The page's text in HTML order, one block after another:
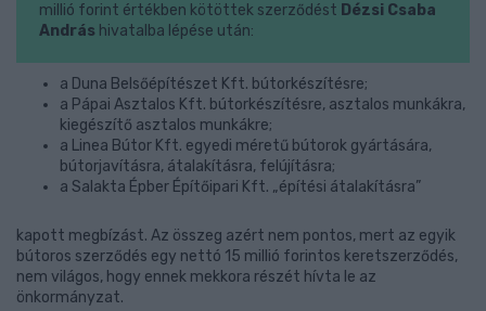
millió forint értékben kötöttek szerződést Dézsi Csaba
András hivatalba lépése után:
a Duna Belsőépítészet Kft. bútorkészítésre;
a Pápai Asztalos Kft. bútorkészítésre, asztalos munkákra,
kiegészítő asztalos munkákre;
a Linea Bútor Kft. egyedi méretű bútorok gyártására,
bútorjavításra, átalakításra, felújításra;
a Salakta Épber Építőipari Kft. „építési átalakításra”
kapott megbízást. Az összeg azért nem pontos, mert az egyik
bútoros szerződés egy nettó 15 millió forintos keretszerződés,
nem világos, hogy ennek mekkora részét hívta le az
önkormányzat.